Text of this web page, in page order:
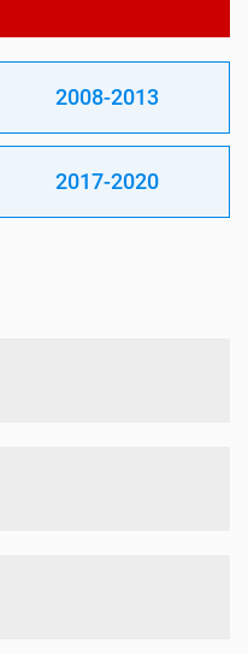
2008-2013
2017-2020